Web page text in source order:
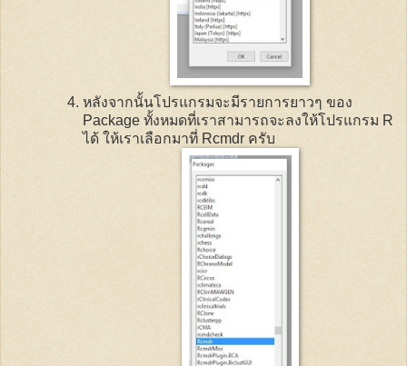
หลังจากนั้นโปรแกรมจะมีรายการยาวๆ ของ
Package ทั้งหมดที่เราสามารถจะลงให้โปรแกรม R
ได้ ให้เราเลือกมาที่ Rcmdr ครับ